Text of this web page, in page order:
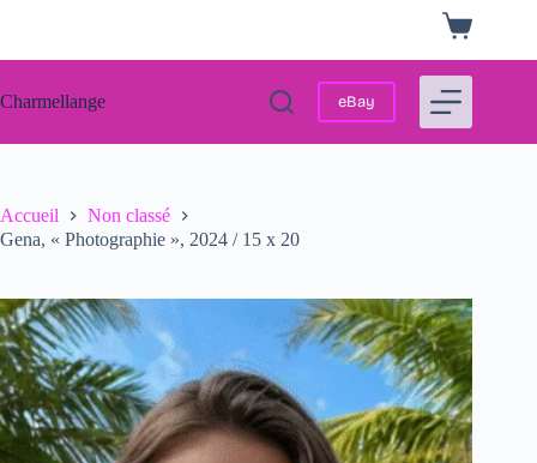
Panier
d’achat
Charmellange eBay
Accueil
Non classé
Gena, « Photographie », 2024 / 15 x 20